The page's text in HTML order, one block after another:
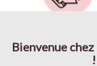
Bienvenue
!